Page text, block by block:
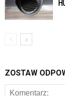
ZOSTAW